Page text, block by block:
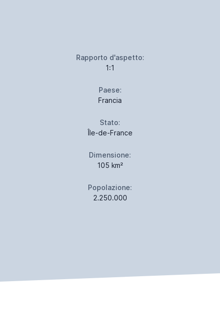
Rapporto d'aspetto:
1:1
Paese:
Francia
Stato:
Île-de-France
Dimensione:
105 km²
Popolazione:
2.250.000